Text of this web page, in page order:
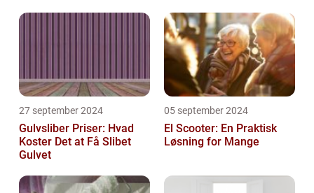
27 september 2024
Gulvsliber Priser: Hvad
Koster Det at Få Slibet
Gulvet
05 september 2024
El Scooter: En Praktisk
Løsning for Mange